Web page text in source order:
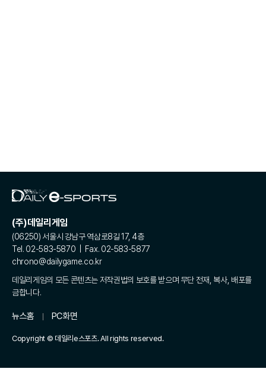
(주)데일리게임
(06250) 서울시 강남구 역삼로8길 17, 4층
Tel. 02-583-5870 | Fax. 02-583-5877
chrono@dailygame.co.kr
데일리게임의 모든 콘텐츠는 저작권법의 보호를 받으며 무단 전재, 복사, 배포를
금합니다.
뉴스홈 PC화면
Copyright © 데일리e스포츠. All rights reserved.